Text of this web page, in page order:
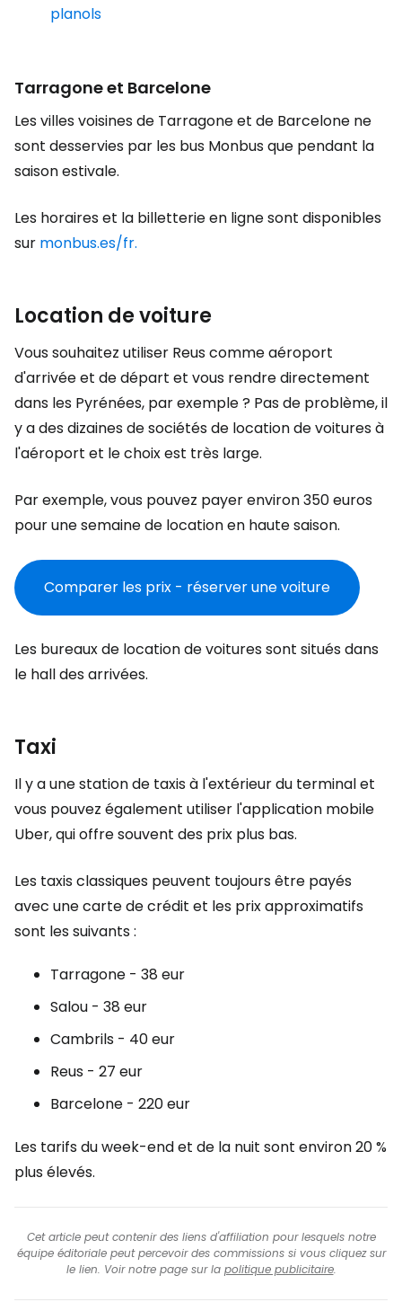
planols
Tarragone et Barcelone
Les villes voisines de Tarragone et de Barcelone ne
sont desservies par les bus Monbus que pendant la
saison estivale.
Les horaires et la billetterie en ligne sont disponibles
sur monbus.es/fr.
Location de voiture
Vous souhaitez utiliser Reus comme aéroport
d'arrivée et de départ et vous rendre directement
dans les Pyrénées, par exemple ? Pas de problème, il
y a des dizaines de sociétés de location de voitures à
l'aéroport et le choix est très large.
Par exemple, vous pouvez payer environ 350 euros
pour une semaine de location en haute saison.
Comparer les prix - réserver une voiture
Les bureaux de location de voitures sont situés dans
le hall des arrivées.
Taxi
Il y a une station de taxis à l'extérieur du terminal et
vous pouvez également utiliser l'application mobile
Uber, qui offre souvent des prix plus bas.
Les taxis classiques peuvent toujours être payés
avec une carte de crédit et les prix approximatifs
sont les suivants :
Tarragone - 38 eur
Salou - 38 eur
Cambrils - 40 eur
Reus - 27 eur
Barcelone - 220 eur
Les tarifs du week-end et de la nuit sont environ 20 %
plus élevés.
Cet article peut contenir des liens d'affiliation pour lesquels notre
équipe éditoriale peut percevoir des commissions si vous cliquez sur
le lien. Voir notre page sur la politique publicitaire.